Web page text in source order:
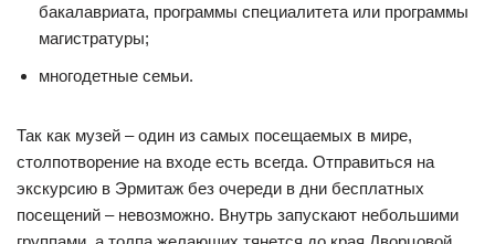
бакалавриата, программы специалитета или программы
магистратуры;
многодетные семьи.
Так как музей – один из самых посещаемых в мире,
столпотворение на входе есть всегда. Отправиться на
экскурсию в Эрмитаж без очереди в дни бесплатных
посещений – невозможно. Внутрь запускают небольшими